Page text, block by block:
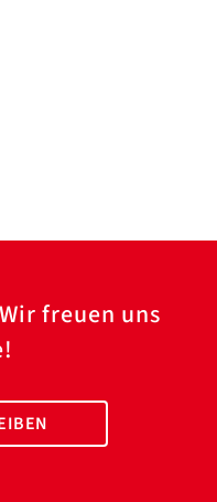
freuen uns